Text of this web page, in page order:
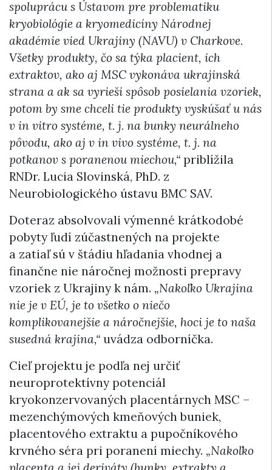
spoluprácu s Ústavom pre problematiku
kryobiológie a kryomedicíny Národnej
akadémie vied Ukrajiny (NAVU) v Charkove.
Všetky produkty, čo sa týka placient, ich
extraktov, ako aj MSC vykonáva ukrajinská
strana a ak sa vyrieši spôsob posielania vzoriek,
potom by sme chceli tie produkty vyskúšať u nás
v in vitro systéme, t. j. na bunky neurálneho
pôvodu, ako aj v in vivo systéme, t. j. na
potkanov s poranenou miechou,“ priblížila
RNDr. Lucia Slovinská, PhD. z
Neurobiologického ústavu BMC SAV.
Doteraz absolvovali výmenné krátkodobé
pobyty ľudí zúčastnených na projekte
a zatiaľ sú v štádiu hľadania vhodnej a
finančne nie náročnej možnosti prepravy
vzoriek z Ukrajiny k nám. „Nakoľko Ukrajina
nie je v EÚ, je to všetko o niečo
komplikovanejšie a náročnejšie, hoci je to naša
susedná krajina,“ uvádza odborníčka.
Cieľ projektu je podľa nej určiť
neuroprotektívny potenciál
kryokonzervovaných placentárnych MSC –
mezenchýmových kmeňových buniek,
placentového extraktu a pupočníkového
krvného séra pri poranení miechy. „Nakoľko